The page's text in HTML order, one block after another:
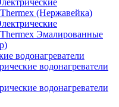
(Нержавейка)
Thermex Эмалированные
водонагреватели
водонагреватели
водонагреватели